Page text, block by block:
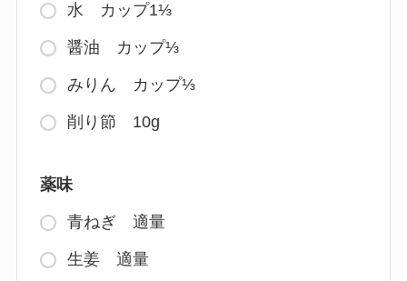
水 カップ1⅓
醤油 カップ⅓
みりん カップ⅓
削り節 10g
薬味
青ねぎ 適量
生姜 適量